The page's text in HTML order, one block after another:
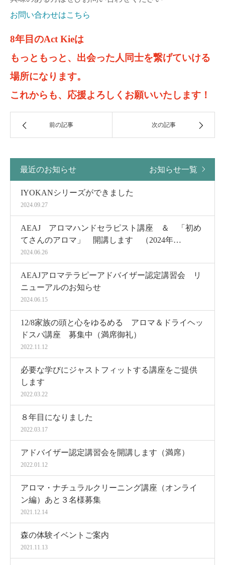
お問い合わせはこちら
8年目のAct Kieは
もっともっと、出会った人同士を繋げていける
場所になります。
これからも、応援よろしくお願いいたします！
前の記事 次の記事
最近のお知らせ お知らせ一覧
IYOKANシリーズができました
2024.09.27
AEAJ アロマハンドセラピスト講座 ＆ 「初め
てさんのアロマ」 開講します （2024年…
2024.06.26
AEAJアロマテラピーアドバイザー認定講習会 リ
ニューアルのお知らせ
2024.06.15
12/8家族の頭と心をゆるめる アロマ＆ドライヘッ
ドスパ講座 募集中（満席御礼）
2022.11.12
必要な学びにジャストフィットする講座をご提供
します
2022.03.22
８年目になりました
2022.03.17
アドバイザー認定講習会を開講します（満席）
2022.01.12
アロマ・ナチュラルクリーニング講座（オンライ
ン編）あと３名様募集
2021.12.14
森の体験イベントご案内
2021.11.13